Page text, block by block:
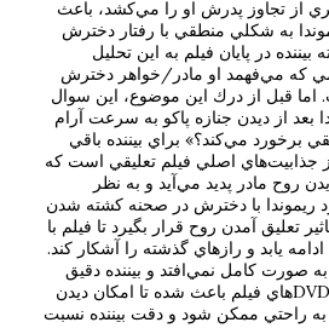
از تجاوز پدرش او را مي‌كشد، باعث
به شكلي منطقي با رفتار دخترش
بيننده در پايان فيلم به اين تحليل
كه مي‌فهمد او مادر/خواهر دخترش
اما قبل از درك اين موضوع، اين سوال
بعد از ديدن جنازه پاكو به سرعت آرام
برخورد مي‌كند؟» براي بيننده باقي
جذابيت‌هاي اصلي فيلم تعليقي است كه
روح مادر پديد مي‌آيد و به نظر
ريموندا با دخترش در صحنه كشته شدن
تعليق آمدن روح قرار بگيرد تا فيلم با
ادامه يابد و رازهاي گذشته را آشكار كند.
به صورت كامل نمي‌افتد و بيننده دقيق
(كه اين روزها DVDهاي فيلم باعث شده تا امكان ديدن
به راحتي ممكن شود و دقت بيننده نسبت